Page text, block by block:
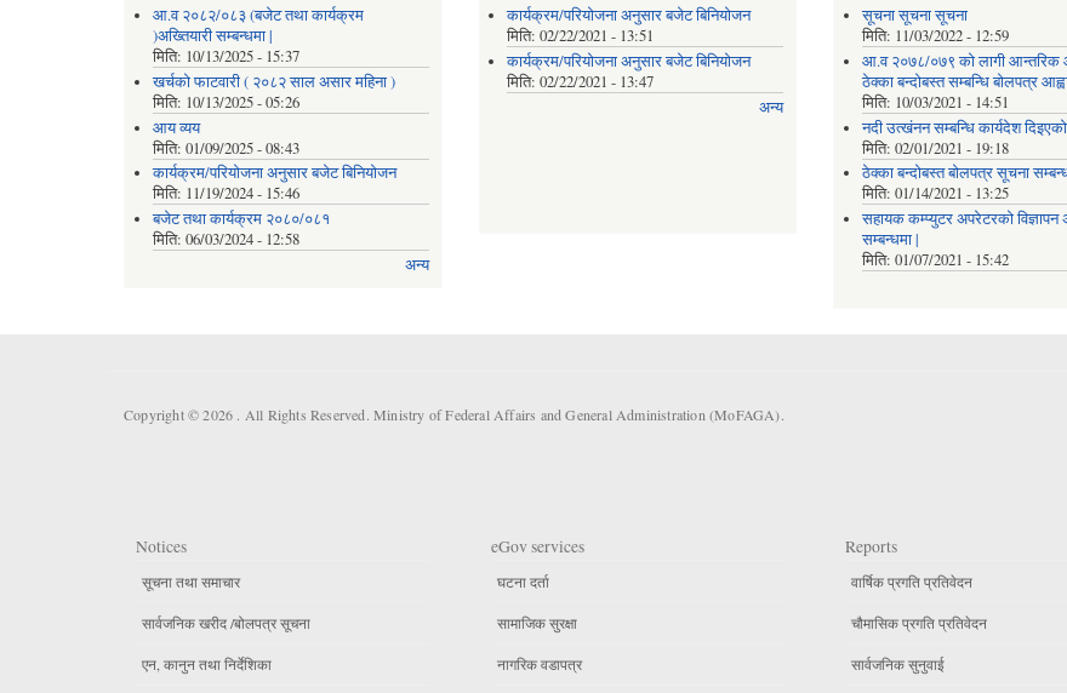
आ.व २०८२/०८३ (बजेट तथा कार्यक्रम
)अख्तियारी सम्बन्धमा |
मिति: 10/13/2025 - 15:37
खर्चको फाटवारी ( २०८२ साल असार महिना )
मिति: 10/13/2025 - 05:26
आय व्यय
मिति: 01/09/2025 - 08:43
कार्यक्रम/परियोजना अनुसार बजेट बिनियोजन
मिति: 11/19/2024 - 15:46
बजेट तथा कार्यक्रम २०८०/०८१
मिति: 06/03/2024 - 12:58
अन्य
कार्यक्रम/परियोजना अनुसार बजेट बिनियोजन
मिति:02/22/2021 - 13:51
कार्यक्रम/परियोजना अनुसार बजेट बिनियोजन
मिति:02/22/2021 - 13:47
अन्य
सूचना सूचना सूचना
मिति: 11/03/2022 - 12:59
आ.व २०७८/०७९ को लागी
ठेक्का बन्दोबस्त सम्बन्धि बोलपत्र
मिति: 10/03/2021 - 14:51
नदी उत्खंनन सम्बन्धि कार्यदेश दिइएको
मिति: 02/01/2021 - 19:18
ठेक्का बन्दोबस्त बोलपत्र सूचना
मिति: 01/14/2021 - 13:25
सहायक कम्प्युटर अपरेटरको विज्ञापन
सम्बन्धमा |
मिति: 01/07/2021 - 15:42
Copyright © 2026 . All Rights Reserved. Ministry of Federal Affairs and General Administration (MoFAGA).
Notices
सूचना तथा समाचार
सार्वजनिक खरीद /बोलपत्र सूचना
एन, कानुन तथा निर्देशिका
eGov services
घटना दर्ता
सामाजिक सुरक्षा
नागरिक वडापत्र
Reports
वार्षिक प्रगति प्रतिवेदन
चौमासिक प्रगति प्रतिवेदन
सार्वजनिक सुनुवाई